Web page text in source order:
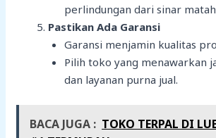
perlindungan dari sinar
Pastikan Ada Garansi
Garansi menjamin kualitas
Pilih toko yang menawarkan
dan layanan purna jual.
BACA JUGA : TOKO TERPAL DI